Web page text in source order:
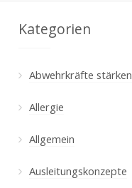
Kategorien
Abwehrkräfte stärken
Allergie
Allgemein
Ausleitungskonzepte